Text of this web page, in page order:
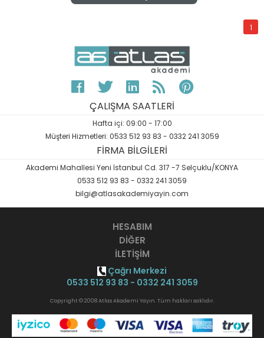
1
ÇALIŞMA SAATLERİ
Hafta içi: 09:00 - 17:00
Müşteri Hizmetleri: 0533 512 93 83 - 0332 241 3059
FİRMA BİLGİLERİ
Akademi Mahallesi Yeni İstanbul Cd. 317 -7 Selçuklu/KONYA
0533 512 93 83 - 0332 241 3059
bilgi@atlasakademiyayin.com
HESABIM
DİĞER
İLETİŞİM
Çağrı Merkezi
0533 512 93 83 - 0332 241 3059
Copyright © 2008 Atlas Akademi Yayın. Tüm hakları saklıdır.